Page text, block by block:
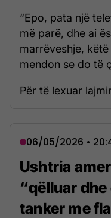
“Epo, pata një
më parë, dhe ai
marrëveshje,
mendon se do të
Për të lexuar
06/05/2026 •
Ushtria
“qëlluar
tanker me